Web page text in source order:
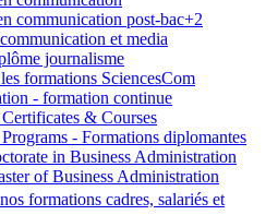
communication post-bac+2
et media
journalisme
formations SciencesCom
- formation continue
& Courses
- Formations diplomantes
in Business Administration
of Business Administration
formations cadres, salariés et